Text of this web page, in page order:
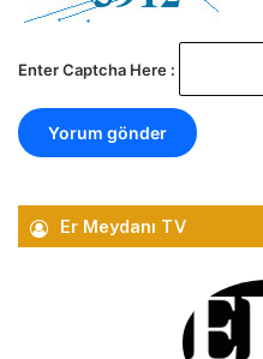
Enter Captcha Here :
Er Meydanı TV